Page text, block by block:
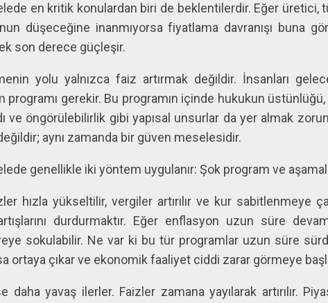
en kritik konulardan biri de beklentilerdir. Eğer üretici,
düşeceğine inanmıyorsa fiyatlama davranışı buna
son derece güçleşir.
yolu yalnızca faiz artırmak değildir. İnsanları
programı gerekir. Bu programın içinde hukukun üstünlüğü,
ve öngörülebilirlik gibi yapısal unsurlar da yer almak
aynı zamanda bir güven meselesidir.
genellikle iki yöntem uygulanır: Şok program ve
hızla yükseltilir, vergiler artırılır ve kur sabitlenmeye
durdurmaktır. Eğer enflasyon uzun süre
sokulabilir. Ne var ki bu tür programlar uzun süre
ortaya çıkar ve ekonomik faaliyet ciddi zarar görmeye
daha yavaş ilerler. Faizler zamana yayılarak artırılır.